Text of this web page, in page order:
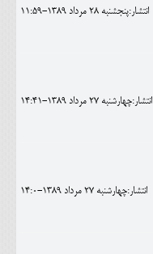
انتشار:پنجشنبه 28 مرداد 1389-11:59
انتشار:چهارشنبه 27 مرداد 1389-14:41
انتشار:چهارشنبه 27 مرداد 1389-14:0